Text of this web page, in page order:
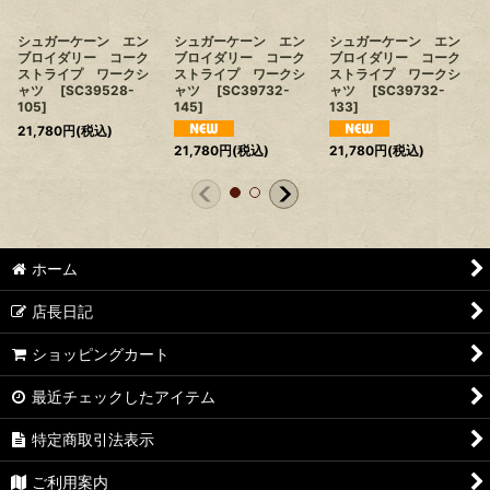
シュガーケーン エン
ブロイダリー コーク
ストライプ ワークシ
ャツ
[SC39528-
105]
21,780円(税込)
シュガーケーン エン
ブロイダリー コーク
ストライプ ワークシ
ャツ
[SC39732-
145]
21,780円(税込)
シュガーケーン エン
ブロイダリー コーク
ストライプ ワークシ
ャツ
[SC39732-
133]
21,780円(税込)
ホーム
店長日記
ショッピングカート
最近チェックしたアイテム
特定商取引法表示
ご利用案内